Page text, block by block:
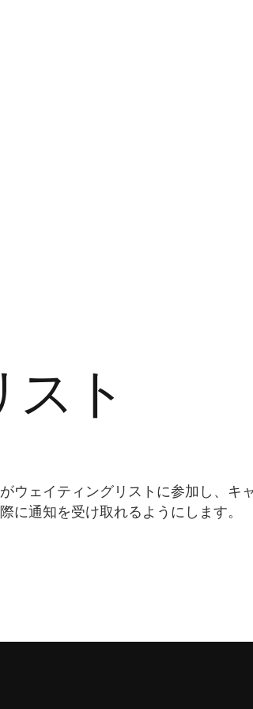
ト
ウェイティングリストに参加し、キ
通知を受け取れるようにします。